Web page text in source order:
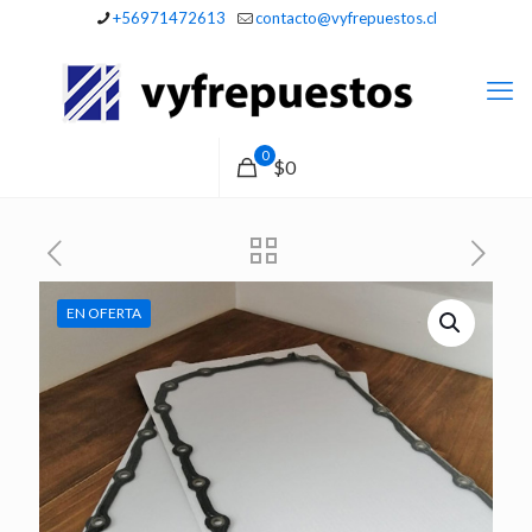
+56971472613 contacto@vyfrepuestos.cl
0
$0
EN OFERTA